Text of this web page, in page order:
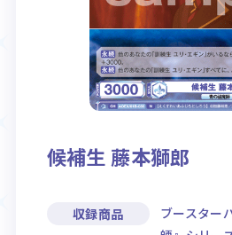
候補生 藤本獅郎
収録商品
ブースター